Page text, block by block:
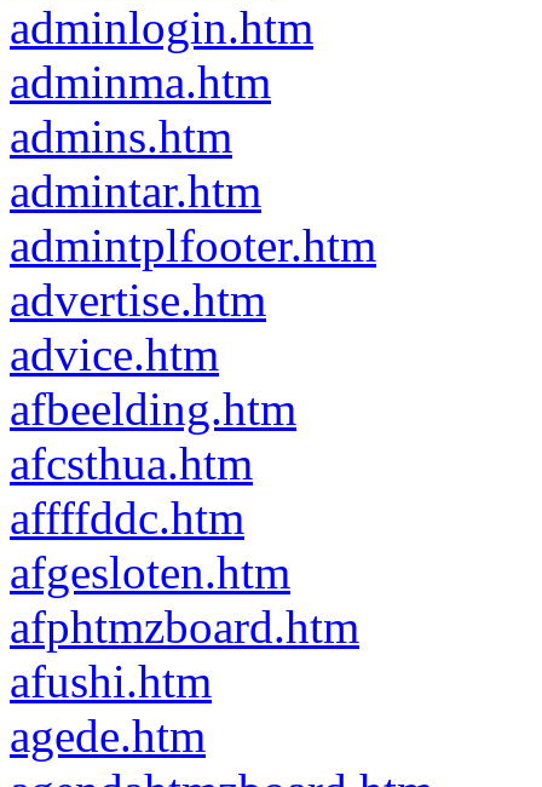
adminlogin.htm
adminma.htm
admins.htm
admintar.htm
admintplfooter.htm
advertise.htm
advice.htm
afbeelding.htm
afcsthua.htm
affffddc.htm
afgesloten.htm
afphtmzboard.htm
afushi.htm
agede.htm